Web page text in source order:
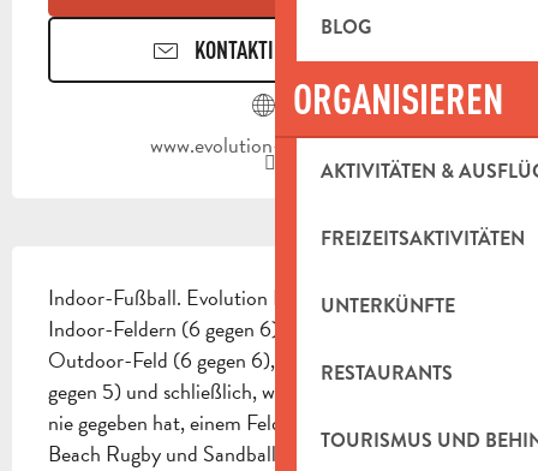
BLOG
ORGANISIEREN
AKTIVITÄTEN &
FREIZEITSAKTIVITÄTEN
UNTERKÜNFTE
RESTAURANTS
TOURISMUS UND
KONTAKTIEREN SIE UNS
www.evolution-football.com
Indoor-Fußball. Evolution Football besteht aus zwei
Indoor-Feldern (6 gegen 6), einem überdachten
Outdoor-Feld (6 gegen 6), einem Outdoor-Feld (5
gegen 5) und schließlich, was es in der Region noch
nie gegeben hat, einem Feld für Beach Soccer,
Beach Rugby und Sandball.